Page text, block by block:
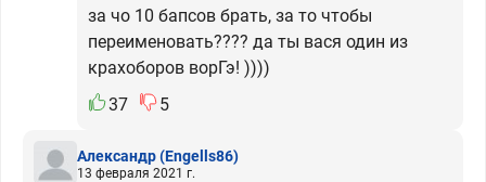
за чо 10 бапсов брать, за то чтобы
переименовать???? да ты вася один из
крахоборов ворГэ! ))))
37
5
Александр(Engells86)
13 февраля 2021 г.